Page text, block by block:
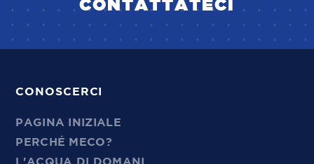
CONTATTATECI
CONOSCERCI
PAGINA INIZIALE
PERCHÉ MECO?